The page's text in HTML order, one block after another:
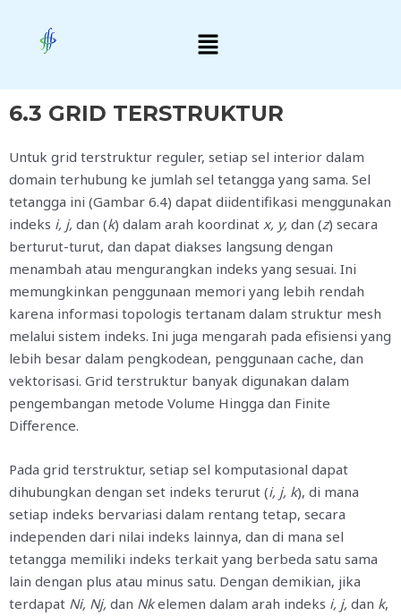
content
Menu
6.3 GRID TERSTRUKTUR
Untuk grid terstruktur reguler, setiap sel interior dalam
domain terhubung ke jumlah sel tetangga yang sama. Sel
tetangga ini (Gambar 6.4) dapat diidentifikasi menggunakan
indeks i, j, dan (k) dalam arah koordinat x, y, dan (z) secara
berturut-turut, dan dapat diakses langsung dengan
menambah atau mengurangkan indeks yang sesuai. Ini
memungkinkan penggunaan memori yang lebih rendah
karena informasi topologis tertanam dalam struktur mesh
melalui sistem indeks. Ini juga mengarah pada efisiensi yang
lebih besar dalam pengkodean, penggunaan cache, dan
vektorisasi. Grid terstruktur banyak digunakan dalam
pengembangan metode Volume Hingga dan Finite
Difference.
Pada grid terstruktur, setiap sel komputasional dapat
dihubungkan dengan set indeks terurut (i, j, k), di mana
setiap indeks bervariasi dalam rentang tetap, secara
independen dari nilai indeks lainnya, dan di mana sel
tetangga memiliki indeks terkait yang berbeda satu sama
lain dengan plus atau minus satu. Dengan demikian, jika
terdapat Ni, Nj, dan Nkelemen dalam arah indeks i, j, dan k,